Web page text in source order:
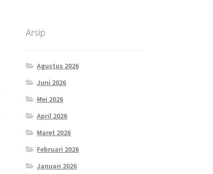
Arsip
Agustus 2026
Juni 2026
Mei 2026
April 2026
Maret 2026
Februari 2026
Januari 2026